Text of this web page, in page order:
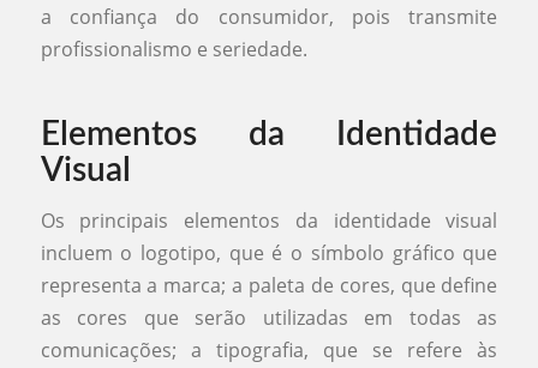
a confiança do consumidor, pois transmite
profissionalismo e seriedade.
Elementos da Identidade
Visual
Os principais elementos da identidade visual
incluem o logotipo, que é o símbolo gráfico que
representa a marca; a paleta de cores, que define
as cores que serão utilizadas em todas as
comunicações; a tipografia, que se refere às